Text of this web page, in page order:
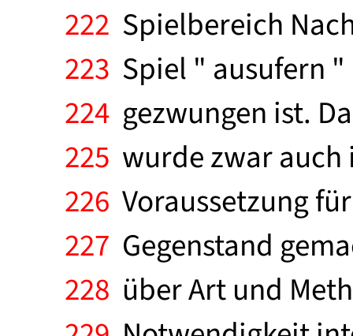
222 Spielbereich
223 Spiel " ausufern
224 gezwungen ist.
225 wurde zwar auch
226 Voraussetzung
227 Gegenstand
228 über Art und